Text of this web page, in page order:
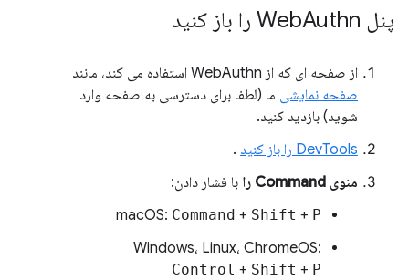
پنل Web Authn را باز کنید
از صفحه ای که از WebAuthn استفاده می کند، مانند
صفحه نمایشی ما (لطفا برای دسترسی به صفحه وارد
شوید) بازدید کنید.
DevTools را باز کنید
.
منوی Command را
با فشار دادن:
macOS: Command + Shift + P
Windows، Linux، ChromeOS:
Control + Shift + P